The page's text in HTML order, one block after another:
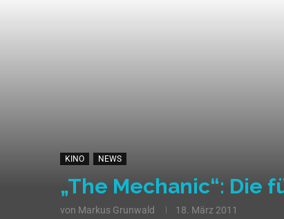
KINO NEWS
„The Mechanic“: Die
von Markus Grunwald 18. März 2011